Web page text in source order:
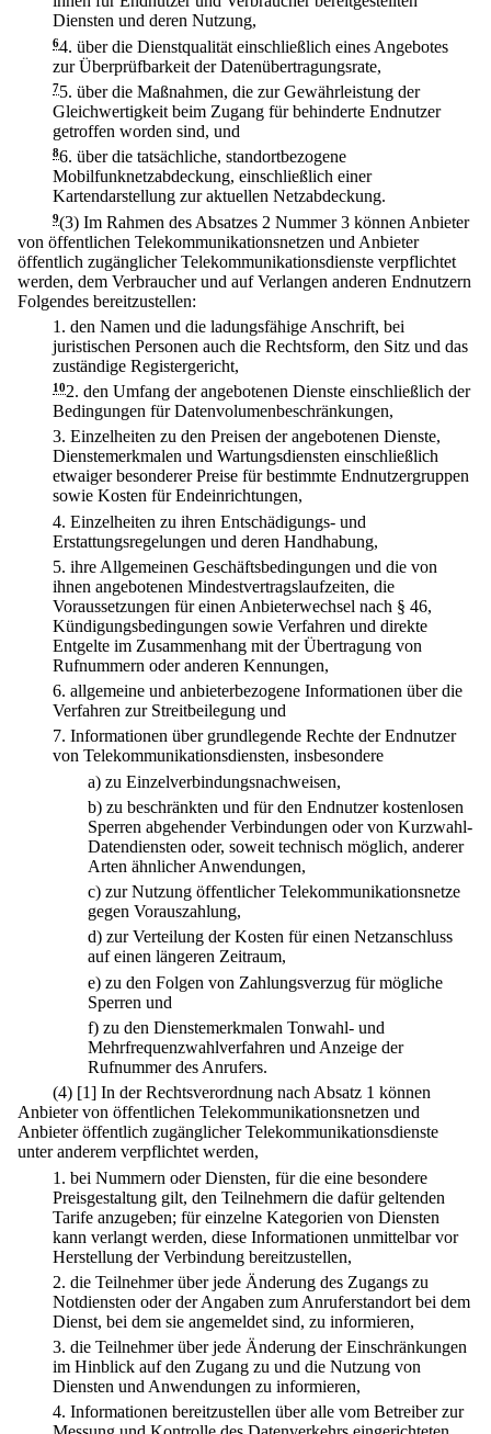
Diensten und deren Nutzung,
64. über die Dienstqualität einschließlich eines Angebotes
zur Überprüfbarkeit der Datenübertragungsrate,
75. über die Maßnahmen, die zur Gewährleistung der
Gleichwertigkeit beim Zugang für behinderte Endnutzer
getroffen worden sind, und
86. über die tatsächliche, standortbezogene
Mobilfunknetzabdeckung, einschließlich einer
Kartendarstellung zur aktuellen Netzabdeckung.
9(3) Im Rahmen des Absatzes 2 Nummer 3 können Anbieter
von öffentlichen Telekommunikationsnetzen und Anbieter
öffentlich zugänglicher Telekommunikationsdienste verpflichtet
werden, dem Verbraucher und auf Verlangen anderen Endnutzern
Folgendes bereitzustellen:
1. den Namen und die ladungsfähige Anschrift, bei
juristischen Personen auch die Rechtsform, den Sitz und das
zuständige Registergericht,
102. den Umfang der angebotenen Dienste einschließlich der
Bedingungen für Datenvolumenbeschränkungen,
3. Einzelheiten zu den Preisen der angebotenen Dienste,
Dienstemerkmalen und Wartungsdiensten einschließlich
etwaiger besonderer Preise für bestimmte Endnutzergruppen
sowie Kosten für Endeinrichtungen,
4. Einzelheiten zu ihren Entschädigungs- und
Erstattungsregelungen und deren Handhabung,
5. ihre Allgemeinen Geschäftsbedingungen und die von
ihnen angebotenen Mindestvertragslaufzeiten, die
Voraussetzungen für einen Anbieterwechsel nach § 46,
Kündigungsbedingungen sowie Verfahren und direkte
Entgelte im Zusammenhang mit der Übertragung von
Rufnummern oder anderen Kennungen,
6. allgemeine und anbieterbezogene Informationen über die
Verfahren zur Streitbeilegung und
7. Informationen über grundlegende Rechte der Endnutzer
von Telekommunikationsdiensten, insbesondere
a) zu Einzelverbindungsnachweisen,
b) zu beschränkten und für den Endnutzer kostenlosen
Sperren abgehender Verbindungen oder von Kurzwahl-
Datendiensten oder, soweit technisch möglich, anderer
Arten ähnlicher Anwendungen,
c) zur Nutzung öffentlicher Telekommunikationsnetze
gegen Vorauszahlung,
d) zur Verteilung der Kosten für einen Netzanschluss
auf einen längeren Zeitraum,
e) zu den Folgen von Zahlungsverzug für mögliche
Sperren und
f) zu den Dienstemerkmalen Tonwahl- und
Mehrfrequenzwahlverfahren und Anzeige der
Rufnummer des Anrufers.
(4) [1] In der Rechtsverordnung nach Absatz 1 können
Anbieter von öffentlichen Telekommunikationsnetzen und
Anbieter öffentlich zugänglicher Telekommunikationsdienste
unter anderem verpflichtet werden,
1. bei Nummern oder Diensten, für die eine besondere
Preisgestaltung gilt, den Teilnehmern die dafür geltenden
Tarife anzugeben; für einzelne Kategorien von Diensten
kann verlangt werden, diese Informationen unmittelbar vor
Herstellung der Verbindung bereitzustellen,
2. die Teilnehmer über jede Änderung des Zugangs zu
Notdiensten oder der Angaben zum Anruferstandort bei dem
Dienst, bei dem sie angemeldet sind, zu informieren,
3. die Teilnehmer über jede Änderung der Einschränkungen
im Hinblick auf den Zugang zu und die Nutzung von
Diensten und Anwendungen zu informieren,
4. Informationen bereitzustellen über alle vom Betreiber zur